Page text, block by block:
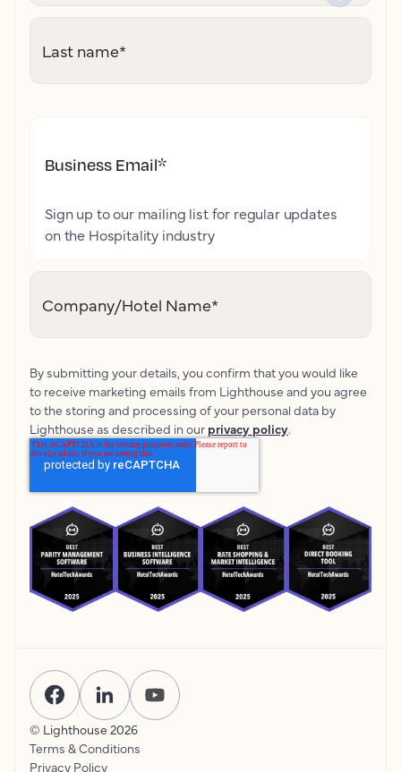
Last name*
Business Email*
Sign up to our mailing list for regular updates
on the Hospitality industry
Company/Hotel Name*
By submitting your details, you confirm that you would like
to receive marketing emails from Lighthouse and you agree
to the storing and processing of your personal data by
Lighthouse as described in our privacy policy.
© Lighthouse 2026
Terms & Conditions
Privacy Policy